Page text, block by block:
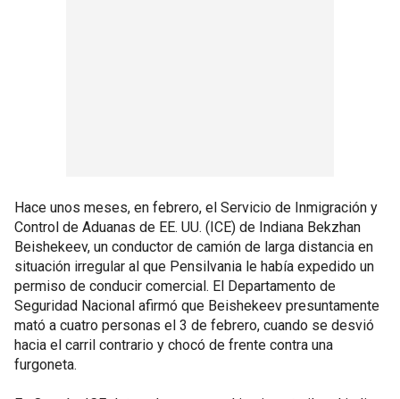
Hace unos meses, en febrero, el Servicio de Inmigración y
Control de Aduanas de EE. UU. (ICE) de Indiana Bekzhan
Beishekeev, un conductor de camión de larga distancia en
situación irregular al que Pensilvania le había expedido un
permiso de conducir comercial. El Departamento de
Seguridad Nacional afirmó que Beishekeev presuntamente
mató a cuatro personas el 3 de febrero, cuando se desvió
hacia el carril contrario y chocó de frente contra una
furgoneta.